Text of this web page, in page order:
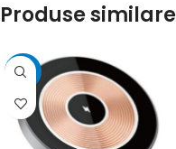
Produse similare
-54%